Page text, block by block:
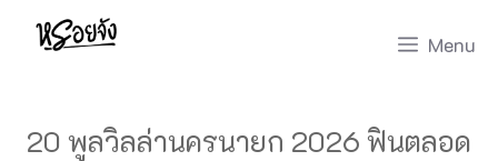
Skip
Menu
20 พูลวิลล่านครนายก 2026 ฟินตลอด